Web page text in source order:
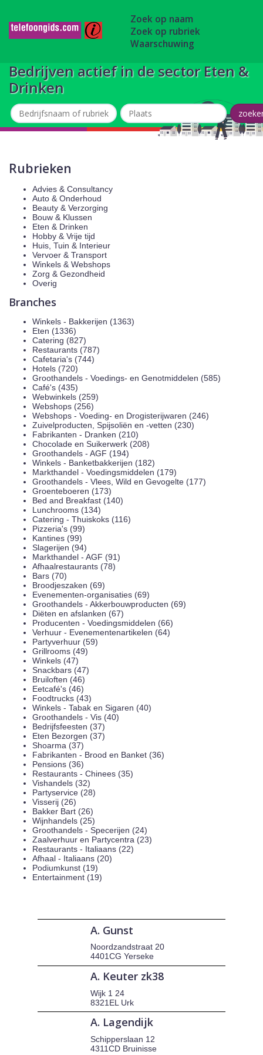
Zoek op naam
Zoek op rubriek
Waarschuwing
Bedrijven actief in de sector Eten &
Drinken
Rubrieken
Advies & Consultancy
Auto & Onderhoud
Beauty & Verzorging
Bouw & Klussen
Eten & Drinken
Hobby & Vrije tijd
Huis, Tuin & Interieur
Vervoer & Transport
Winkels & Webshops
Zorg & Gezondheid
Overig
Branches
Winkels - Bakkerijen (1363)
Eten (1336)
Catering (827)
Restaurants (787)
Cafetaria's (744)
Hotels (720)
Groothandels - Voedings- en Genotmiddelen (585)
Café's (435)
Webwinkels (259)
Webshops (256)
Webshops - Voeding- en Drogisterijwaren (246)
Zuivelproducten, Spijsoliën en -vetten (230)
Fabrikanten - Dranken (210)
Chocolade en Suikerwerk (208)
Groothandels - AGF (194)
Winkels - Banketbakkerijen (182)
Markthandel - Voedingsmiddelen (179)
Groothandels - Vlees, Wild en Gevogelte (177)
Groenteboeren (173)
Bed and Breakfast (140)
Lunchrooms (134)
Catering - Thuiskoks (116)
Pizzeria's (99)
Kantines (99)
Slagerijen (94)
Markthandel - AGF (91)
Afhaalrestaurants (78)
Bars (70)
Broodjeszaken (69)
Evenementen-organisaties (69)
Groothandels - Akkerbouwproducten (69)
Diëten en afslanken (67)
Producenten - Voedingsmiddelen (66)
Verhuur - Evenementenartikelen (64)
Partyverhuur (59)
Grillrooms (49)
Winkels (47)
Snackbars (47)
Bruiloften (46)
Eetcafé's (46)
Foodtrucks (43)
Winkels - Tabak en Sigaren (40)
Groothandels - Vis (40)
Bedrijfsfeesten (37)
Eten Bezorgen (37)
Shoarma (37)
Fabrikanten - Brood en Banket (36)
Pensions (36)
Restaurants - Chinees (35)
Vishandels (32)
Partyservice (28)
Visserij (26)
Bakker Bart (26)
Wijnhandels (25)
Groothandels - Specerijen (24)
Zaalverhuur en Partycentra (23)
Restaurants - Italiaans (22)
Afhaal - Italiaans (20)
Podiumkunst (19)
Entertainment (19)
A. Gunst
Noordzandstraat 20
4401CG Yerseke
A. Keuter zk38
Wijk 1 24
8321EL Urk
A. Lagendijk
Schipperslaan 12
4311CD Bruinisse